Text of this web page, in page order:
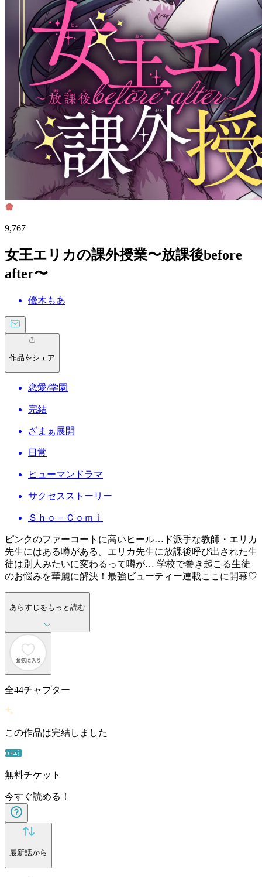
9,767
女王エリカの課外授業〜放課後before
after〜
優木もあ
作品をシェア
恋愛/学園
完結
ざまぁ展開
日常
ヒューマンドラマ
サクセスストーリー
Ｓｈｏ－Ｃｏｍｉ
ピンクのファーコートに高いヒール…ド派手な教師・エリカ
先生にはある噂がある。エリカ先生に放課後呼び出された生
徒は別人みたいに変わるって噂が… 学校で巻き起こる生徒
のお悩みを華麗に解決！最強ビューティー連載ここに開幕♡
あらすじをもっと読む
全44チャプター
この作品は完結しました
無料チケット
今すぐ読める！
最新話から